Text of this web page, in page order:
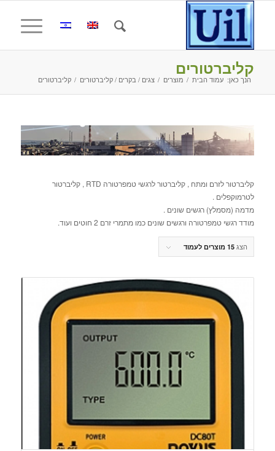
קליברטורים
הנך כאן: עמוד הבית / מוצרים / צגים / בקרים / קליברטורים / קליברטורים
קליברטור לזרם ומתח , קליברטור לרגשי טמפרטורה RTD , קליברטור
לטרמוקפלים .
מדמה (מסמלץ) רגשים שונים .
מודד רגשי טמפרטורה ורגשים שונים כמו מתמרי זרם 2 חוטים ועוד.
הצג 15 מוצרים לעמוד